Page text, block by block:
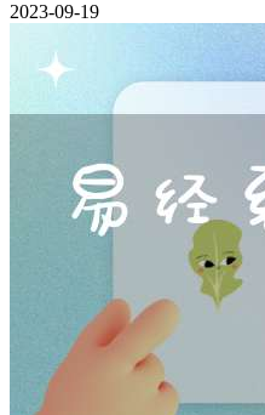
2023-09-19